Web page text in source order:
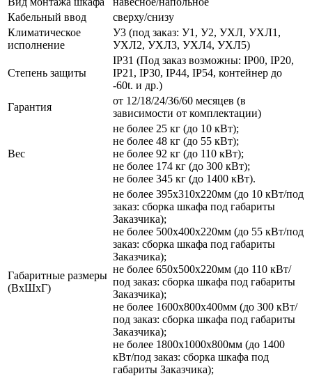
Кабельный ввод
сверху/снизу
Климатическое
исполнение
У3 (под заказ: У1, У2, УХЛ, УХЛ1,
УХЛ2, УХЛ3, УХЛ4, УХЛ5)
Степень защиты
IP31 (Под заказ возможны: IP00, IP20,
IP21, IP30, IP44, IP54, контейнер до
-60t. и др.)
Гарантия
от 12/18/24/36/60 месяцев (в
зависимости от комплектации)
Вес
не более 25 кг (до 10 кВт);
не более 48 кг (до 55 кВт);
не более 92 кг (до 110 кВт);
не более 174 кг (до 300 кВт);
не более 345 кг (до 1400 кВт).
Габаритные размеры
(ВхШхГ)
не более 395х310х220мм (до 10 кВт/под
заказ: сборка шкафа под габариты
Заказчика);
не более 500х400х220мм (до 55 кВт/под
заказ: сборка шкафа под габариты
Заказчика);
не более 650х500х220мм (до 110 кВт/
под заказ: сборка шкафа под габариты
Заказчика);
не более 1600х800х400мм (до 300 кВт/
под заказ: сборка шкафа под габариты
Заказчика);
не более 1800х1000х800мм (до 1400
кВт/под заказ: сборка шкафа под
габариты Заказчика);